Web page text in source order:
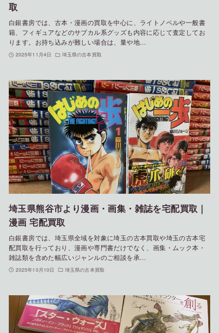
取
白銀書房では、古本・漫画の買取を中心に、ライトノベルや一般書
籍、フィギュアなどのサブカル系グッズも内容に応じて査定してお
ります。お持ち込みが難しい場合は、量や地…
2025年11月4日 埼玉県の古本買取
埼玉県熊谷市より漫画・画集・雑誌を宅配買取｜
漫画 宅配買取
白銀書房では、埼玉県全域を対象に埼玉の古本買取や埼玉の古本宅
配買取を行っており、漫画や専門書だけでなく、画集・ムック本・
雑誌類を含めた幅広いジャンルのご相談を承…
2025年10月10日 埼玉県の古本買取